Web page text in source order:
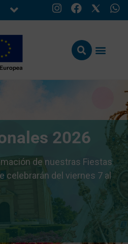
2026
de nuestras Fiestas
celebrarán del viernes 7 al